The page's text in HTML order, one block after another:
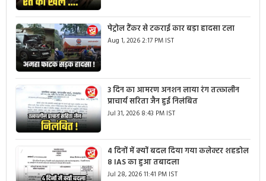
पेट्रोल टैंकर से टकराई कार बड़ा हादसा टला
Aug 1, 2026 2:17 PM IST
3 दिन का आमरण अनशन लाया रंग तत्कालीन
प्राचार्य सरिता जैन हुई निलंबित
Jul 31, 2026 8:43 PM IST
4 दिनों में क्यों बदल दिया गया कलेक्टर शहडोल
8 IAS का हुआ तबादला
Jul 28, 2026 11:41 PM IST